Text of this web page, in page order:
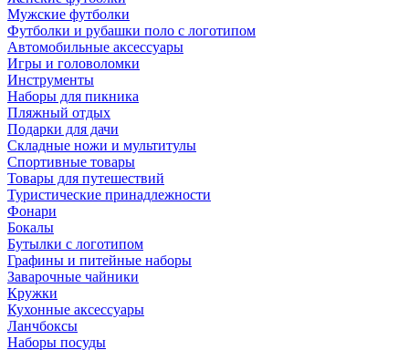
Мужские футболки
Футболки и рубашки поло с логотипом
Автомобильные аксессуары
Игры и головоломки
Инструменты
Наборы для пикника
Пляжный отдых
Подарки для дачи
Складные ножи и мультитулы
Спортивные товары
Товары для путешествий
Туристические принадлежности
Фонари
Бокалы
Бутылки с логотипом
Графины и питейные наборы
Заварочные чайники
Кружки
Кухонные аксессуары
Ланчбоксы
Наборы посуды